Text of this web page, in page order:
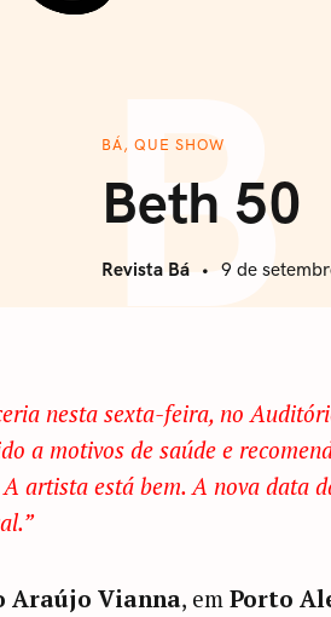
BÁ, QUE SHOW
B
Beth 50
Revista Bá 9 de
nesta sexta-feira, no
a motivos de saúde e
artista está bem. A nova data
Araújo Vianna, em Porto